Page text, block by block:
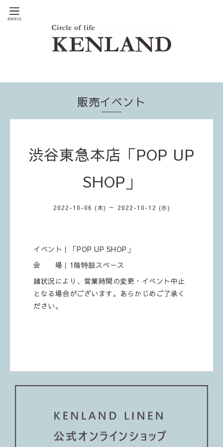
販売イベント
渋谷東急本店「POP UP
SHOP」
2022-10-06 (木) ～ 2022-10-12 (水)
イベント｜「POP UP SHOP」
会 場｜1階特設スペース
諸状況により、営業時間の変更・イベント中止
となる場合がございます。あらかじめご了承く
ださい。